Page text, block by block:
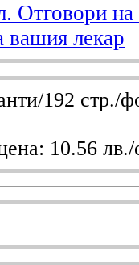
Отговори
вашия лекар
192 стр./
10.56 лв./